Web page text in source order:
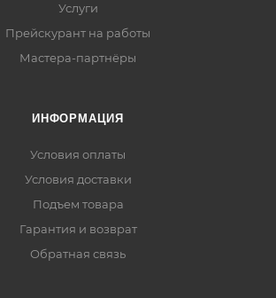
Услуги
Прейскурант на работы
Мастера-партнёры
ИНФОРМАЦИЯ
Условия оплаты
Условия доставки
Подъем товара
Гарантия и возврат
Обратная связь